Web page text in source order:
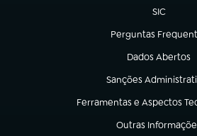
SIC
(abre em
Perguntas
(abre em nova aba)
Dados Abertos
(abre em nova
Sanções
(abre em nova aba)
Ferramentas e Aspectos
(abre em nova aba)
Outras
(abre em nova